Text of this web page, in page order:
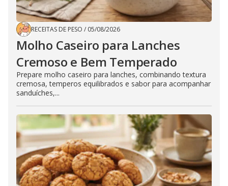
RECEITAS DE PESO / 05/08/2026
Molho Caseiro para Lanches
Cremoso e Bem Temperado
Prepare molho caseiro para lanches, combinando textura
cremosa, temperos equilibrados e sabor para acompanhar
sanduíches,...